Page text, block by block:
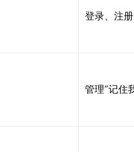
登录、注
管理“记住